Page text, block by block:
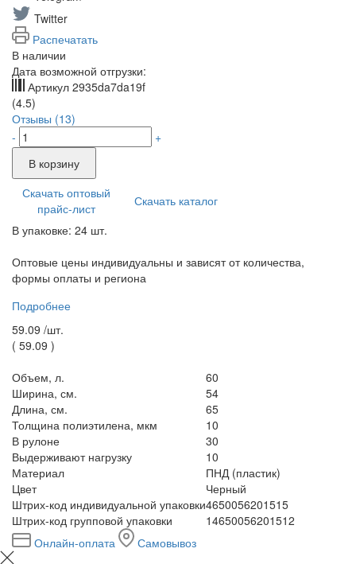
Twitter
Распечатать
В наличии
Дата возможной отгрузки:
Артикул 2935da7da19f
(4.5)
Отзывы (13)
-
+
В корзину
Скачать оптовый
прайс-лист
Скачать каталог
В упаковке: 24 шт.
Оптовые цены индивидуальны и зависят от количества,
формы оплаты и региона
Подробнее
59.09 /шт.
( 59.09 )
Объем, л.
60
Ширина, см.
54
Длина, см.
65
Толщина полиэтилена, мкм
10
В рулоне
30
Выдерживают нагрузку
10
Материал
ПНД (пластик)
Цвет
Черный
Штрих-код индивидуальной упаковки4650056201515
Штрих-код групповой упаковки
14650056201512
Онлайн-оплата
Самовывоз